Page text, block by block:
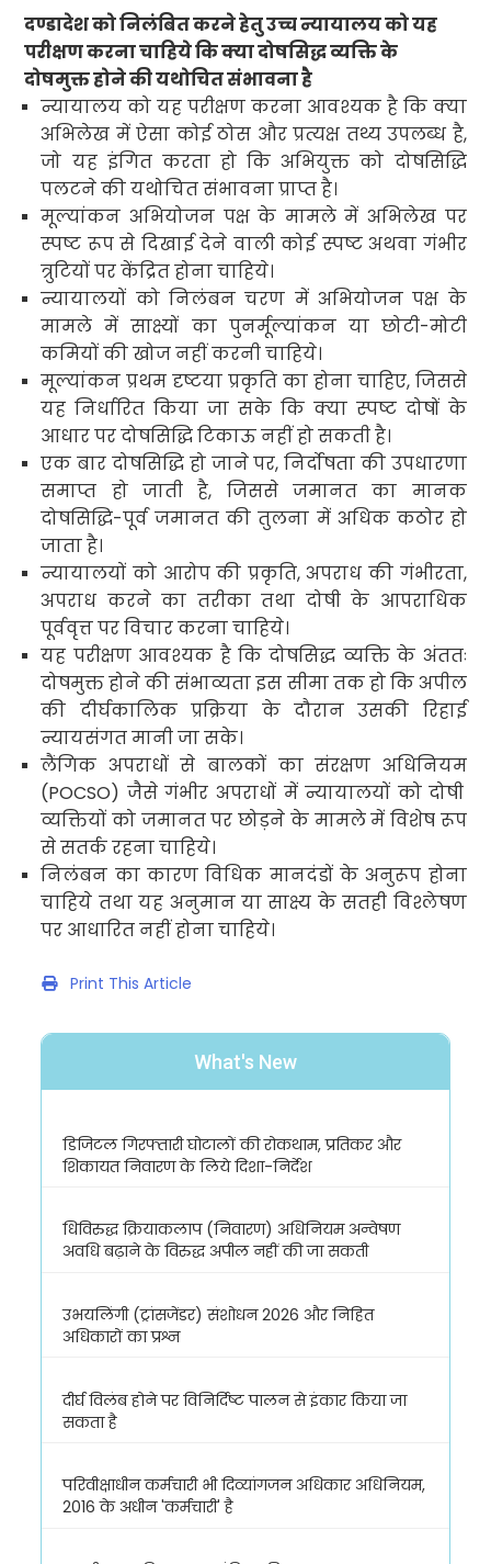
दण्डादेश को निलंबित करने हेतु उच्च न्यायालय को यह
परीक्षण करना चाहिये कि क्या दोषसिद्ध व्यक्ति के
दोषमुक्त होने की यथोचित संभावना है
न्यायालय को यह परीक्षण करना आवश्यक है कि क्या
अभिलेख में ऐसा कोई ठोस और प्रत्यक्ष तथ्य उपलब्ध है,
जो यह इंगित करता हो कि अभियुक्त को दोषसिद्धि
पलटने की यथोचित संभावना प्राप्त है।
मूल्यांकन अभियोजन पक्ष के मामले में अभिलेख पर
स्पष्ट रूप से दिखाई देने वाली कोई स्पष्ट अथवा गंभीर
त्रुटियों पर केंद्रित होना चाहिये।
न्यायालयों को निलंबन चरण में अभियोजन पक्ष के
मामले में साक्ष्यों का पुनर्मूल्यांकन या छोटी-मोटी
कमियों की खोज नहीं करनी चाहिये।
मूल्यांकन प्रथम दृष्टया प्रकृति का होना चाहिए, जिससे
यह निर्धारित किया जा सके कि क्या स्पष्ट दोषों के
आधार पर दोषसिद्धि टिकाऊ नहीं हो सकती है।
एक बार दोषसिद्धि हो जाने पर,निर्दोषता की उपधारणा
समाप्त हो जाती है, जिससे जमानत का मानक
दोषसिद्धि-पूर्व जमानत की तुलना में अधिक कठोर हो
जाता है।
न्यायालयों को आरोप की प्रकृति,अपराध की गंभीरता,
अपराध करने का तरीका तथा दोषी के आपराधिक
पूर्ववृत्त पर विचार करना चाहिये।
यह परीक्षण आवश्यक है कि दोषसिद्ध व्यक्ति के अंततः
दोषमुक्त होने की संभाव्यता इस सीमा तक हो कि अपील
की दीर्घकालिक प्रक्रिया के दौरान उसकी रिहाई
न्यायसंगत मानी जा सके।
लैंगिक अपराधों से बालकों का संरक्षण अधिनियम
(POCSO) जैसे गंभीर अपराधों में न्यायालयों को दोषी
व्यक्तियों को जमानत पर छोड़ने के मामले में विशेष रूप
से सतर्क रहना चाहिये।
निलंबन का कारण विधिक मानदंडों के अनुरूप होना
चाहिये तथा यह अनुमान या साक्ष्य के सतही विश्लेषण
पर आधारित नहीं होना चाहिये।
Print This Article
What's New
डिजिटल गिरफ्तारी घोटालों की रोकथाम, प्रतिकर और
शिकायत निवारण के लिये दिशा-निर्देश
धिविरुद्ध क्रियाकलाप (निवारण) अधिनियम अन्वेषण
अवधि बढ़ाने के विरुद्ध अपील नहीं की जा सकती
उभयलिंगी (ट्रांसजेंडर) संशोधन 2026 और निहित
अधिकारों का प्रश्न
दीर्घ विलंब होने पर विनिर्दिष्ट पालन से इंकार किया जा
सकता है
परिवीक्षाधीन कर्मचारी भी दिव्यांगजन अधिकार अधिनियम,
2016 के अधीन 'कर्मचारी' है